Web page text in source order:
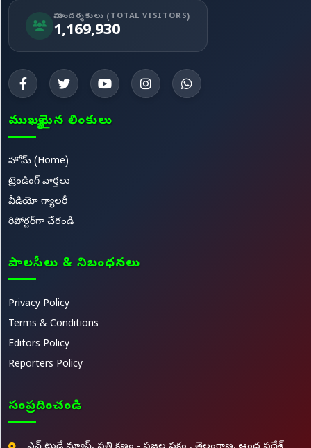
మా సందర్శకులు (TOTAL VISITORS)
1,169,930
ముఖ్యమైన లింకులు
హోమ్ (Home)
ట్రెండింగ్ వార్తలు
వీడియో గ్యాలరీ
రిపోర్టర్‌గా చేరండి
పాలసీలు & నిబంధనలు
Privacy Policy
Terms & Conditions
Editors Policy
Reporters Policy
సంప్రదించండి